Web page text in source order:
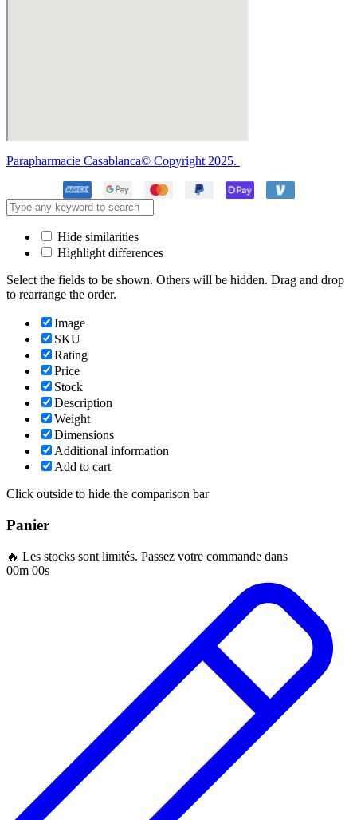
Parapharmacie Casablanca© Copyright 2025.
Hide similarities
Highlight differences
Select the fields to be shown. Others will be hidden. Drag and drop
to rearrange the order.
Image
SKU
Rating
Price
Stock
Description
Weight
Dimensions
Additional information
Add to cart
Click outside to hide the comparison bar
Panier
🔥 Les stocks sont limités. Passez votre commande dans
00m 00s